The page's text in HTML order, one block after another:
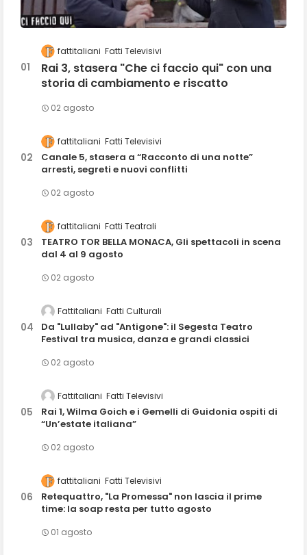
fattitaliani Fatti Televisivi
Rai 3, stasera "Che ci faccio qui" con una
storia di cambiamento e riscatto
02 agosto
fattitaliani Fatti Televisivi
Canale 5, stasera a “Racconto di una notte”
arresti, segreti e nuovi conflitti
02 agosto
fattitaliani Fatti Teatrali
TEATRO TOR BELLA MONACA, Gli spettacoli in scena
dal 4 al 9 agosto
02 agosto
Fattitaliani Fatti Culturali
Da "Lullaby" ad "Antigone": il Segesta Teatro
Festival tra musica, danza e grandi classici
02 agosto
Fattitaliani Fatti Televisivi
Rai 1, Wilma Goich e i Gemelli di Guidonia ospiti di
“Un’estate italiana”
02 agosto
fattitaliani Fatti Televisivi
Retequattro, "La Promessa" non lascia il prime
time: la soap resta per tutto agosto
01 agosto